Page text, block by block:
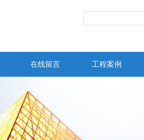
在线留言 工程案例